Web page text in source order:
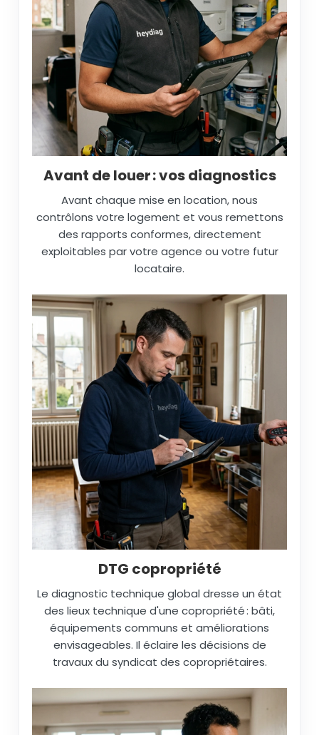
Avant de louer : vos diagnostics
Avant chaque mise en location, nous
contrôlons votre logement et vous remettons
des rapports conformes, directement
exploitables par votre agence ou votre futur
locataire.
DTG copropriété
Le diagnostic technique global dresse un état
des lieux technique d'une copropriété : bâti,
équipements communs et améliorations
envisageables. Il éclaire les décisions de
travaux du syndicat des copropriétaires.